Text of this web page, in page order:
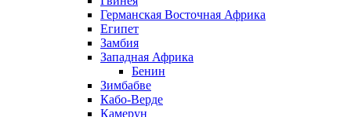
Германская Восточная Африка
Египет
Замбия
Западная Африка
Бенин
Зимбабве
Кабо-Верде
Камерун